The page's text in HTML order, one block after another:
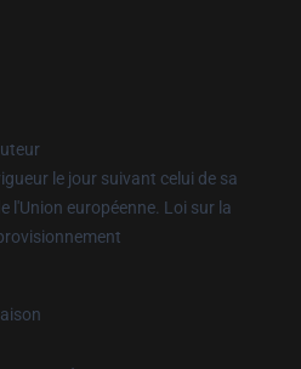
le jour suivant celui de sa
l'Union européenne. Loi sur la